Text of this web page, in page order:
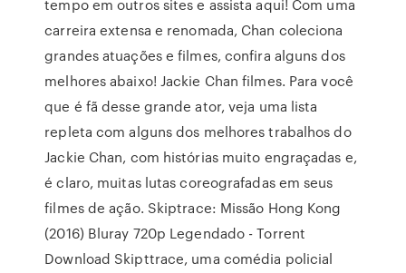
tempo em outros sites e assista aqui! Com uma
carreira extensa e renomada, Chan coleciona
grandes atuações e filmes, confira alguns dos
melhores abaixo! Jackie Chan filmes. Para você
que é fã desse grande ator, veja uma lista
repleta com alguns dos melhores trabalhos do
Jackie Chan, com histórias muito engraçadas e,
é claro, muitas lutas coreografadas em seus
filmes de ação. Skiptrace: Missão Hong Kong
(2016) Bluray 720p Legendado - Torrent
Download Skipttrace, uma comédia policial